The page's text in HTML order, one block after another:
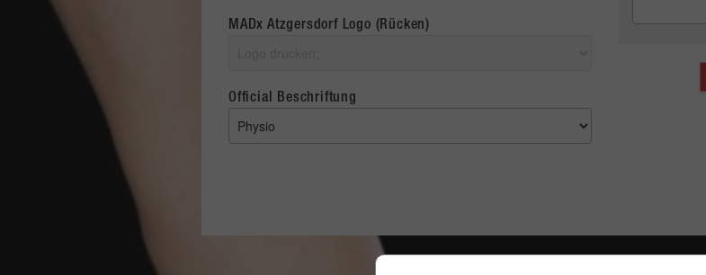
MADx Atzgersdorf Logo (Rücken)
Official Beschriftung